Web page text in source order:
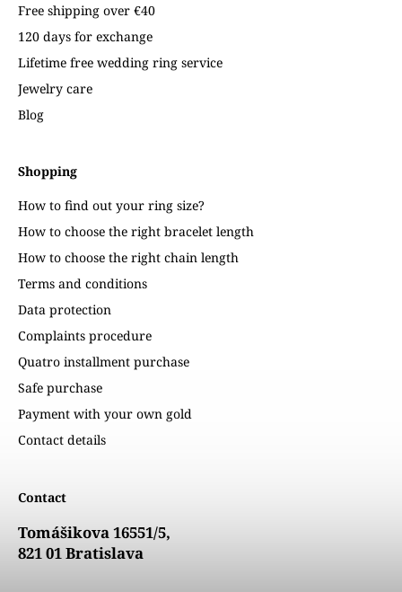
Free shipping over €40
120 days for exchange
Lifetime free wedding ring service
Jewelry care
Blog
Shopping
How to find out your ring size?
How to choose the right bracelet length
How to choose the right chain length
Terms and conditions
Data protection
Complaints procedure
Quatro installment purchase
Safe purchase
Payment with your own gold
Contact details
Contact
Tomášikova 16551/5,
821 01 Bratislava